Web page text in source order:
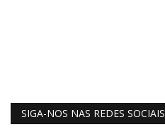
SIGA-NOS NAS REDES SOCIAIS